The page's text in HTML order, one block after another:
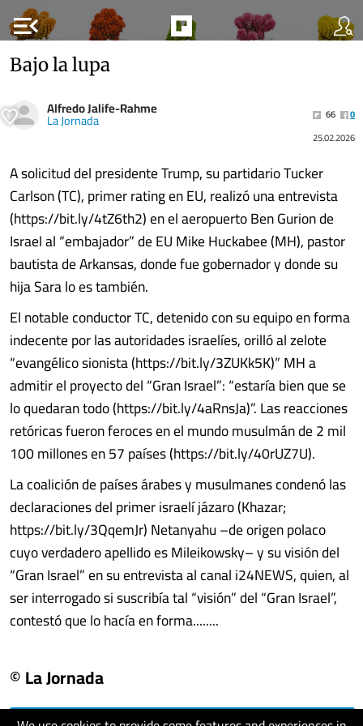
menu_open
Bajo la lupa
Alfredo Jalife-Rahme
La Jornada 66
0
25.02.2026
A solicitud del presidente Trump, su partidario Tucker
Carlson (TC), primer rating en EU, realizó una entrevista
(https://bit.ly/4tZ6th2) en el aeropuerto Ben Gurion de
Israel al “embajador” de EU Mike Huckabee (MH), pastor
bautista de Arkansas, donde fue gobernador y donde su
hija Sara lo es también.
El notable conductor TC, detenido con su equipo en forma
indecente por las autoridades israelíes, orilló al zelote
“evangélico sionista (https://bit.ly/3ZUKk5K)” MH a
admitir el proyecto del “Gran Israel”: “estaría bien que se
lo quedaran todo (https://bit.ly/4aRnsJa)”. Las reacciones
retóricas fueron feroces en el mundo musulmán de 2 mil
100 millones en 57 países (https://bit.ly/40rUZ7U).
La coalición de países árabes y musulmanes condenó las
declaraciones del primer israelí jázaro (Khazar;
https://bit.ly/3QqemJr) Netanyahu –de origen polaco
cuyo verdadero apellido es Mileikowsky– y su visión del
“Gran Israel” en su entrevista al canal i24NEWS, quien, al
ser interrogado si suscribía tal “visión” del “Gran Israel”,
contestó que lo hacía en forma........
© La Jornada